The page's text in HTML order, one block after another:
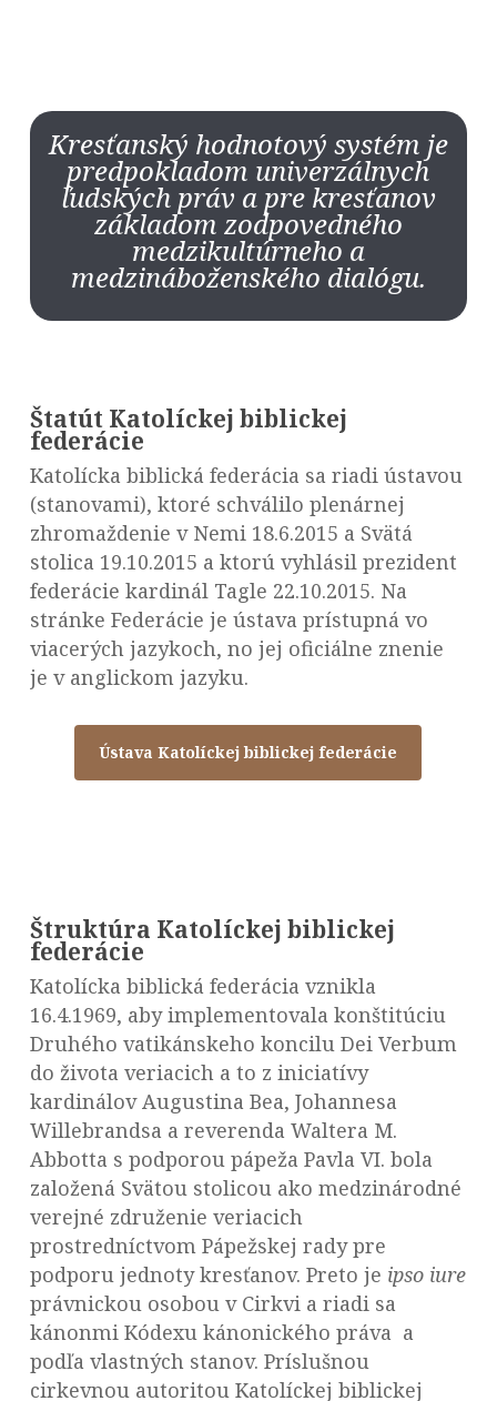
Kresťanský hodnotový systém je
predpokladom univerzálnych
ľudských práv a pre kresťanov
základom zodpovedného
medzikultúrneho a
medzináboženského dialógu.
Štatút Katolíckej biblickej
federácie
Katolícka biblická federácia sa riadi ústavou
(stanovami), ktoré schválilo plenárnej
zhromaždenie v Nemi 18.6.2015 a Svätá
stolica 19.10.2015 a ktorú vyhlásil prezident
federácie kardinál Tagle 22.10.2015. Na
stránke Federácie je ústava prístupná vo
viacerých jazykoch, no jej oficiálne znenie
je v anglickom jazyku.
Ústava Katolíckej biblickej federácie
Štruktúra Katolíckej biblickej
federácie
Katolícka biblická federácia vznikla
16.4.1969, aby implementovala konštitúciu
Druhého vatikánskeho koncilu Dei Verbum
do života veriacich a to z iniciatívy
kardinálov Augustina Bea, Johannesa
Willebrandsa a reverenda Waltera M.
Abbotta s podporou pápeža Pavla VI. bola
založená Svätou stolicou ako medzinárodné
verejné združenie veriacich
prostredníctvom Pápežskej rady pre
podporu jednoty kresťanov. Preto je ipso iure
právnickou osobou v Cirkvi a riadi sa
kánonmi Kódexu kánonického práva a
podľa vlastných stanov. Príslušnou
cirkevnou autoritou Katolíckej biblickej